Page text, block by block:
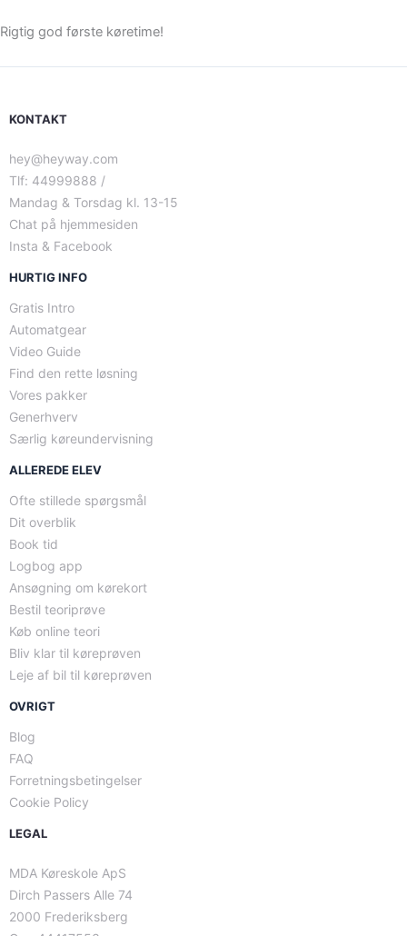
Rigtig god første køretime!
KONTAKT
hey@heyway.com
Tlf: 44999888 /
Mandag & Torsdag kl. 13-15
Chat på hjemmesiden
Insta & Facebook
HURTIG INFO
Gratis Intro
Automatgear
Video Guide
Find den rette løsning
Vores pakker
Generhverv
Særlig køreundervisning
ALLEREDE ELEV
Ofte stillede spørgsmål
Dit overblik
Book tid
Logbog app
Ansøgning om kørekort
Bestil teoriprøve
Køb online teori
Bliv klar til køreprøven
Leje af bil til køreprøven
OVRIGT
Blog
FAQ
Forretningsbetingelser
Cookie Policy
LEGAL
MDA Køreskole ApS
Dirch Passers Alle 74
2000 Frederiksberg